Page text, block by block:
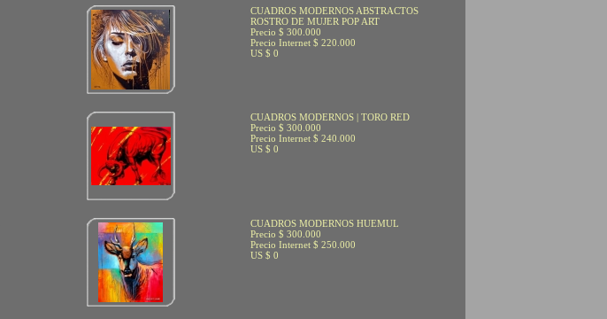
CUADROS MODERNOS ABSTRACTOS
ROSTRO DE MUJER POP ART
Precio $ 300.000
Precio Internet $ 220.000
US $ 0
CUADROS MODERNOS | TORO RED
Precio $ 300.000
Precio Internet $ 240.000
US $ 0
CUADROS MODERNOS HUEMUL
Precio $ 300.000
Precio Internet $ 250.000
US $ 0